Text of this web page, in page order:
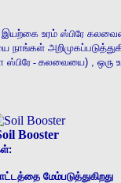
உரம் ஸ்பிரே
நாங்கள்
ஸ்பிரே - கலவையை) , ஒரு
Booster
மேம்படுத்துகிறது